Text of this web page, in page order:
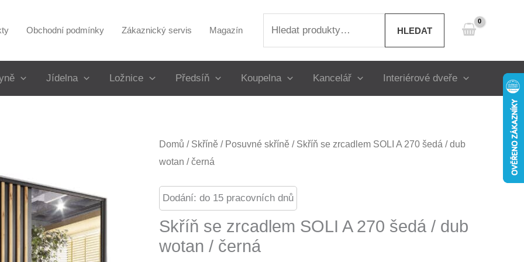
Obchodní podmínky Zákaznický servis Magazín HLEDAT
Jídelna Ložnice Předsíň Koupelna Kancelář Interiérové dveře
Domů / Skříně / Posuvné skříně / Skříň se zrcadlem SOLI A 270 šedá / dub
wotan / černá
Dodání: do 15 pracovních dnů
Skříň se zrcadlem SOLI A 270 šedá / dub
wotan / černá